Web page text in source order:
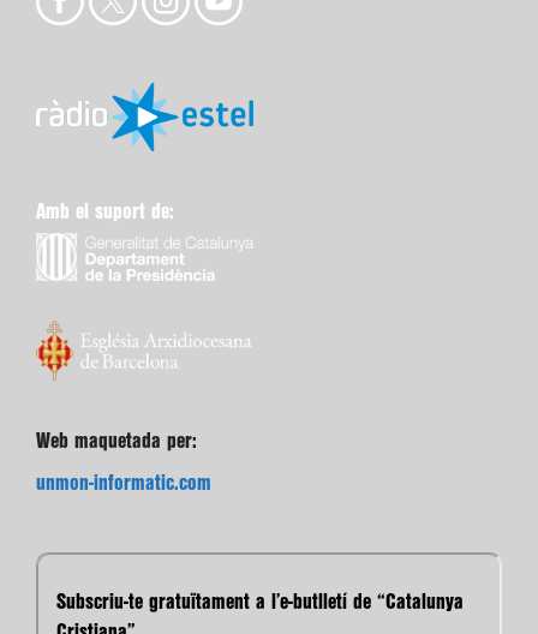
Amb el suport de:
Web maquetada per:
unmon-informatic.com
Subscriu-te gratuïtament a l’e-butlletí de “Catalunya